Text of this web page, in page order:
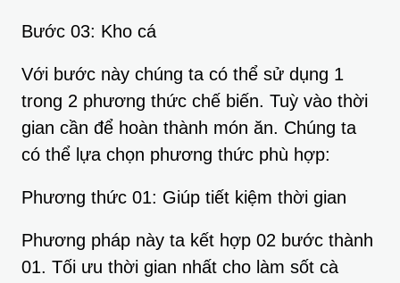
Bước 03: Kho cá
Với bước này chúng ta có thể sử dụng 1
trong 2 phương thức chế biến. Tuỳ vào thời
gian cần để hoàn thành món ăn. Chúng ta
có thể lựa chọn phương thức phù hợp:
Phương thức 01: Giúp tiết kiệm thời gian
Phương pháp này ta kết hợp 02 bước thành
01. Tối ưu thời gian nhất cho làm sốt cà